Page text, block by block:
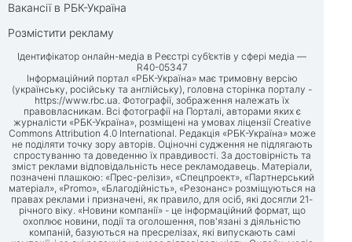
Вакансії в РБК-Україна
Розмістити рекламу
Ідентифікатор онлайн-медіа в Реєстрі суб’єктів у сфері медіа —
R40-05347
Інформаційний портал «РБК-Україна» має тримовну версію
(українську, російську та англійську), головна сторінка порталу -
https://www.rbc.ua. Фотографії, зображення належать їх
правовласникам. Всі фотографії на Порталі, авторами яких є
журналісти «РБК-Україна», розміщені на умовах ліцензії Creative
Commons Attribution 4.0 International. Редакція «РБК-Україна» може
не поділяти точку зору авторів. Оціночні судження не підлягають
спростуванню та доведенню їх правдивості. За достовірність та
зміст реклами відповідальність несе рекламодавець. Матеріали,
позначені плашкою: «Прес-релізи», «Спецпроект», «Партнерський
матеріал», «Promo», «Благодійність», «Резонанс» розміщуються на
правах реклами і призначені, як правило, для осіб, які досягли 21-
річного віку. «Новини компанії» - це інформаційний формат, що
охоплює новини, події та оголошення, пов'язані з діяльністю
компаній, базуються на пресрелізах, які випускають самі